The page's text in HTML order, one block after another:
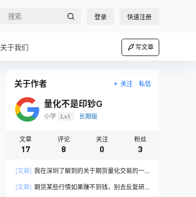
登录 快速注册
关于我们 写文章
关于作者 关注 私信
量化不是印钞G
小学 Lv1 长期版
文章
17
评论
8
关注
0
粉丝
3
[文章] 我在深圳了解到的关于期货量化交易的一
[文章] 期货某些行情如果赚不到钱，别去反复研